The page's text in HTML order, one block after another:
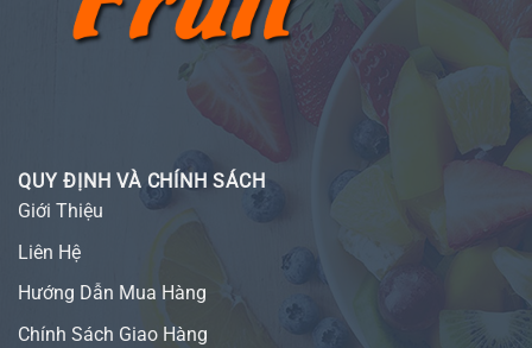
QUY ĐỊNH VÀ CHÍNH SÁCH
Giới Thiệu
Liên Hệ
Hướng Dẫn Mua Hàng
Chính Sách Giao Hàng